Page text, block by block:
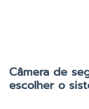
Câmera de
escolher o